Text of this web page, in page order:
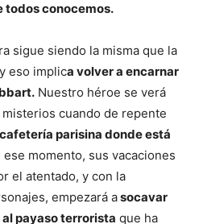
todos conocemos.
sigue siendo la misma que la
eso implica volver a encarnar
Nuestro héroe se verá
cuando de repente
parisina donde está
momento, sus vacaciones
el atentado, y con la
empezará asocavar
payaso terrorista que ha